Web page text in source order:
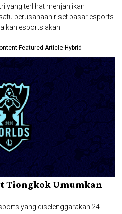
yang terlihat menjanjikan
perusahaan riset pasar esports
esports akan
· Featured Article· Hybrid
Tiongkok Umumkan
yang diselenggarakan 24